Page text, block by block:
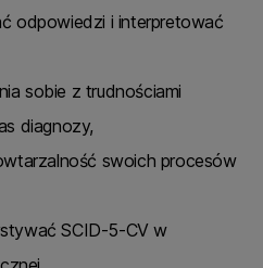
odpowiedzi i interpretować
sobie z trudnościami
diagnozy,
swoich procesów
SCID-5-CV w